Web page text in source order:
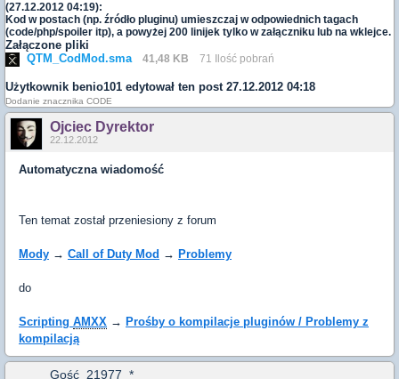
(27.12.2012 04:19):
Kod w postach (np. źródło pluginu) umieszczaj w odpowiednich tagach
(code/php/spoiler itp), a powyżej 200 linijek tylko w załączniku lub na wklejce.
Załączone pliki
QTM_CodMod.sma
41,48 KB 71 Ilość pobrań
Użytkownik benio101 edytował ten post 27.12.2012 04:18
Dodanie znacznika CODE
Ojciec Dyrektor
22.12.2012
Automatyczna wiadomość
Ten temat został przeniesiony z forum
Mody → Call of Duty Mod → Problemy
do
Scripting AMXX → Prośby o kompilacje pluginów / Problemy z
kompilacją
Gość_21977_*